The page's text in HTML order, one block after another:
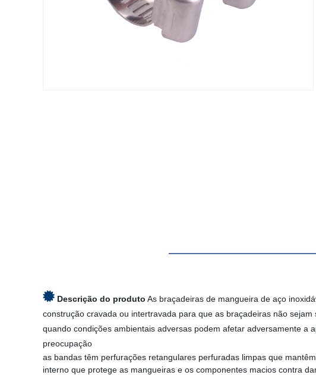
Descrição do produto As braçadeiras de mangueira de aço
construção cravada ou intertravada para que as braçadeiras não
quando condições ambientais adversas podem afetar adversamente
preocupação
as bandas têm perfurações retangulares perfuradas limpas que
interno que protege as mangueiras e os componentes macios contra